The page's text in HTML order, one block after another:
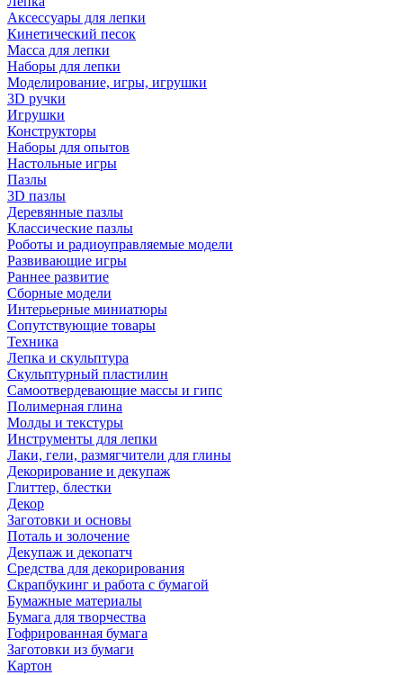
Аксессуары для лепки
Кинетический песок
Масса для лепки
Наборы для лепки
Моделирование, игры, игрушки
3D ручки
Игрушки
Конструкторы
Наборы для опытов
Настольные игры
Пазлы
3D пазлы
Деревянные пазлы
Классические пазлы
Роботы и радиоуправляемые модели
Развивающие игры
Раннее развитие
Сборные модели
Интерьерные миниатюры
Сопутствующие товары
Техника
Лепка и скульптура
Скульптурный пластилин
Самоотвердевающие массы и гипс
Полимерная глина
Молды и текстуры
Инструменты для лепки
Лаки, гели, размягчители для глины
Декорирование и декупаж
Глиттер, блестки
Декор
Заготовки и основы
Поталь и золочение
Декупаж и декопатч
Средства для декорирования
Скрапбукинг и работа с бумагой
Бумажные материалы
Бумага для творчества
Гофрированная бумага
Заготовки из бумаги
Картон